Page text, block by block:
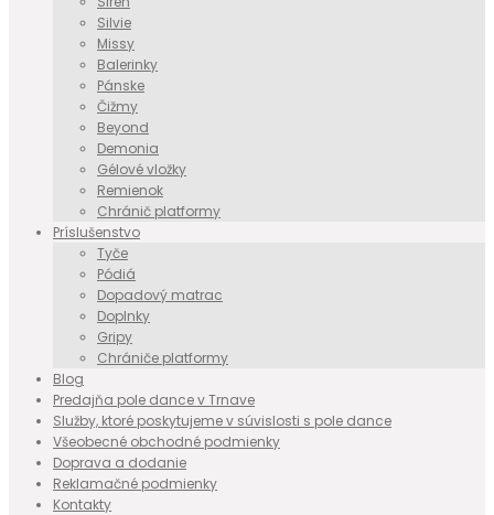
Silvie
Missy
Balerinky
Pánske
Čižmy
Beyond
Demonia
Gélové vložky
Remienok
Chránič platformy
Príslušenstvo
Tyče
Pódiá
Dopadový matrac
Doplnky
Gripy
Chrániče platformy
Blog
Predajňa pole dance v Trnave
Služby, ktoré poskytujeme v súvislosti s pole dance
Všeobecné obchodné podmienky
Doprava a dodanie
Reklamačné podmienky
Kontakty